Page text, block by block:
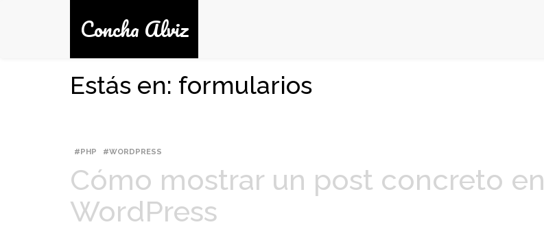
Concha Alviz
Estás en: formularios
PHP WORDPRESS
Cómo mostrar un post concreto en
WordPress